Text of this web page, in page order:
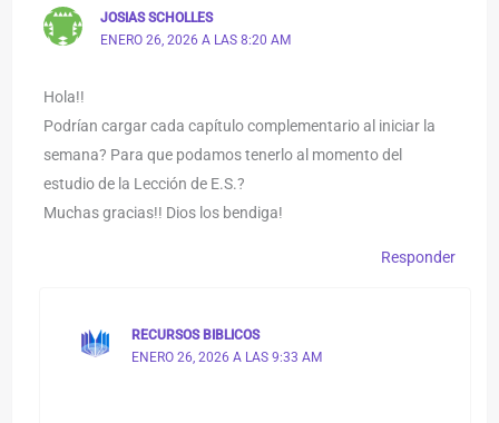
JOSIAS SCHOLLES
ENERO 26, 2026 A LAS 8:20 AM
Hola!!
Podrían cargar cada capítulo complementario al iniciar la
semana? Para que podamos tenerlo al momento del
estudio de la Lección de E.S.?
Muchas gracias!! Dios los bendiga!
Responder
RECURSOS BIBLICOS
ENERO 26, 2026 A LAS 9:33 AM